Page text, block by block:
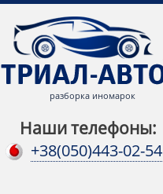
разборка иномарок
Наши телефоны:
+38(050)443-02-54